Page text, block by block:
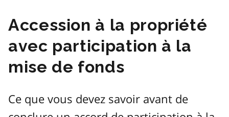
Accession à la propriété
avec participation à la
mise de fonds
Ce que vous devez savoir avant de